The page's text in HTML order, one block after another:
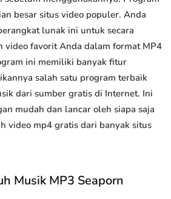
besar situs video populer. Anda
lunak ini untuk secara
video favorit Anda dalam format MP4
ini memiliki banyak fitur
salah satu program terbaik
dari sumber gratis di Internet. Ini
mudah dan lancar oleh siapa saja
video mp4 gratis dari banyak situs
Musik MP3 Seaporn